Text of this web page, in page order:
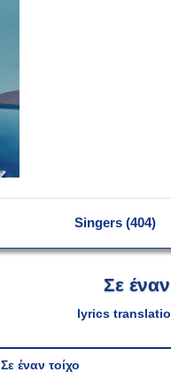
Singers (404)
Σε
lyrics
Σε έναν τοίχο